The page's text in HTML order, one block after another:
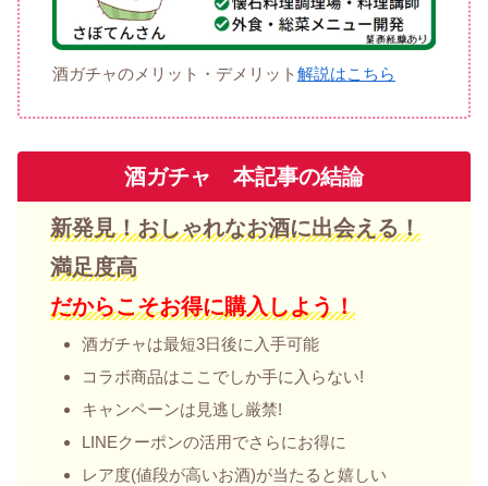
酒ガチャのメリット・デメリット解説はこちら
酒ガチャ 本記事の結論
新発見！おしゃれなお酒に出会える！
満足度高
だからこそお得に購入しよう！
酒ガチャは最短3日後に入手可能
コラボ商品はここでしか手に入らない!
キャンペーンは見逃し厳禁!
LINEクーポンの活用でさらにお得に
レア度(値段が高いお酒)が当たると嬉しい